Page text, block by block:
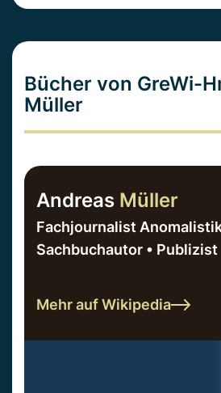
Bücher von GreWi-
Müller
Andreas Müller
Fachjournalist
Sachbuchautor • Publizist
Mehr auf Wikipedia